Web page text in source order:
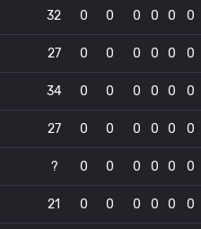
32 0 0 0 0 0 0
27 0 0 0 0 0 0
34 0 0 0 0 0 0
27 0 0 0 0 0 0
? 0 0 0 0 0 0
21 0 0 0 0 0 0